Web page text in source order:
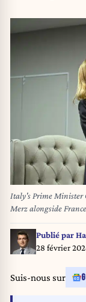
Italy's Prime Minister
Merz alongside
summit in
22, 2025.Publié par
28 février
Suis-nous sur